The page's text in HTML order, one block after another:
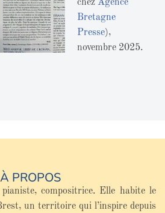
chez Agence
Bretagne
Presse),
novembre 2025.
À PROPOS
compositrice. Elle habite le
un territoire qui l’inspire depuis